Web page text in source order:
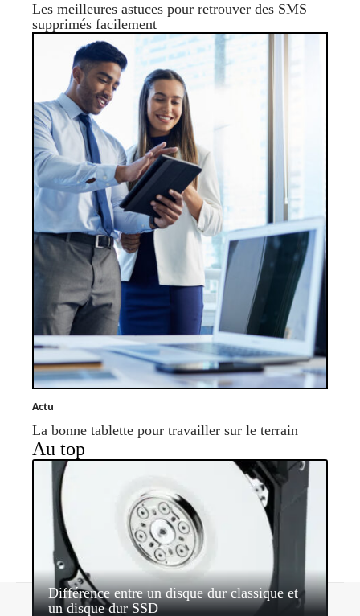
Les meilleures astuces pour retrouver des SMS
supprimés facilement
Actu
La bonne tablette pour travailler sur le terrain
Au top
Différence entre un disque dur classique et
un disque dur SSD
Contact Mentions légales Sitemap